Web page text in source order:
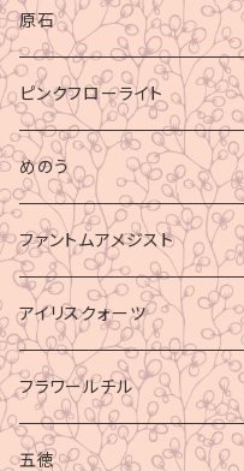
原石
ピンクフローライト
めのう
ファントムアメジスト
アイリスクォーツ
フラワールチル
心身の癒し
五徳